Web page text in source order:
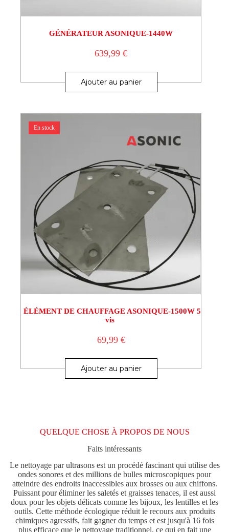
GÉNÉRATEUR ASONIQUE-1440W
639,99€
Ajouter au panier
En stock
ÉLÉMENT DE CHAUFFAGE ASONIQUE-1500W 5
vis
69,99 €
Ajouter au panier
QUELQUE CHOSE À PROPOS DE NOUS
Faits intéressants
Le nettoyage par ultrasons est un procédé fascinant qui utilise des
ondes sonores et des millions de bulles microscopiques pour
atteindre des endroits inaccessibles aux brosses ou aux chiffons.
Puissant pour éliminer les saletés et graisses tenaces, il est aussi
doux pour les objets délicats comme les bijoux, les lentilles et les
outils. Cette méthode écologique réduit le recours aux produits
chimiques agressifs, fait gagner du temps et est jusqu'à 16 fois
plus efficace que le nettoyage traditionnel, ce qui en fait une